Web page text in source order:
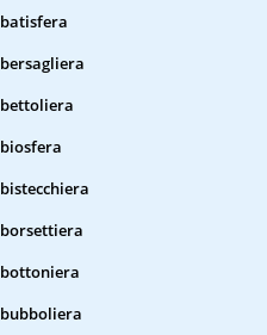
batisfera
bersagliera
bettoliera
biosfera
bistecchiera
borsettiera
bottoniera
bubboliera